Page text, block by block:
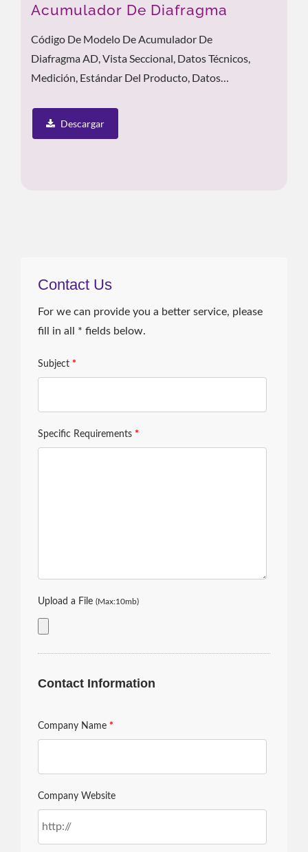
Acumulador De Diafragma
Código De Modelo De Acumulador De
Diafragma AD, Vista Seccional, Datos Técnicos,
Medición, Estándar Del Producto, Datos
Descargar